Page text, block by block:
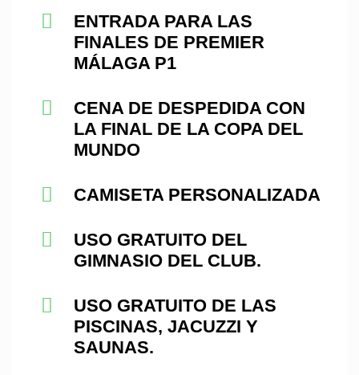
ENTRADA PARA LAS
FINALES DE PREMIER
MÁLAGA P1
CENA DE DESPEDIDA CON
LA FINAL DE LA COPA DEL
MUNDO
CAMISETA PERSONALIZADA
USO GRATUITO DEL
GIMNASIO DEL CLUB.
USO GRATUITO DE LAS
PISCINAS, JACUZZI Y
SAUNAS.